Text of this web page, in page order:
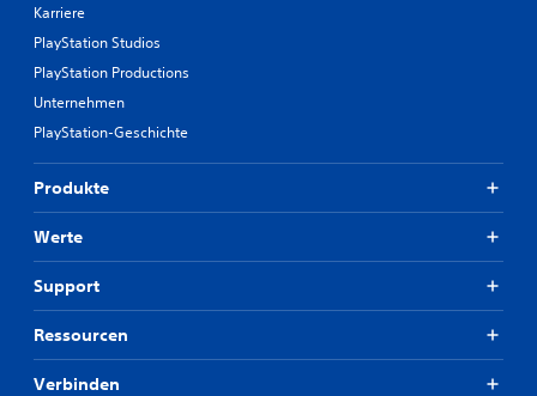
Karriere
PlayStation Studios
PlayStation Productions
Unternehmen
PlayStation-Geschichte
Produkte
Werte
Support
Ressourcen
Verbinden